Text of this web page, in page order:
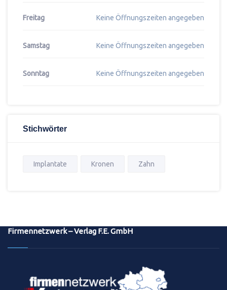
Freitag Keine Öffnungszeiten angegeben
Samstag Keine Öffnungszeiten angegeben
Sonntag Keine Öffnungszeiten angegeben
Stichwörter
Implantate Kronen Zahn
Firmennetzwerk – Verlag F.E. GmbH